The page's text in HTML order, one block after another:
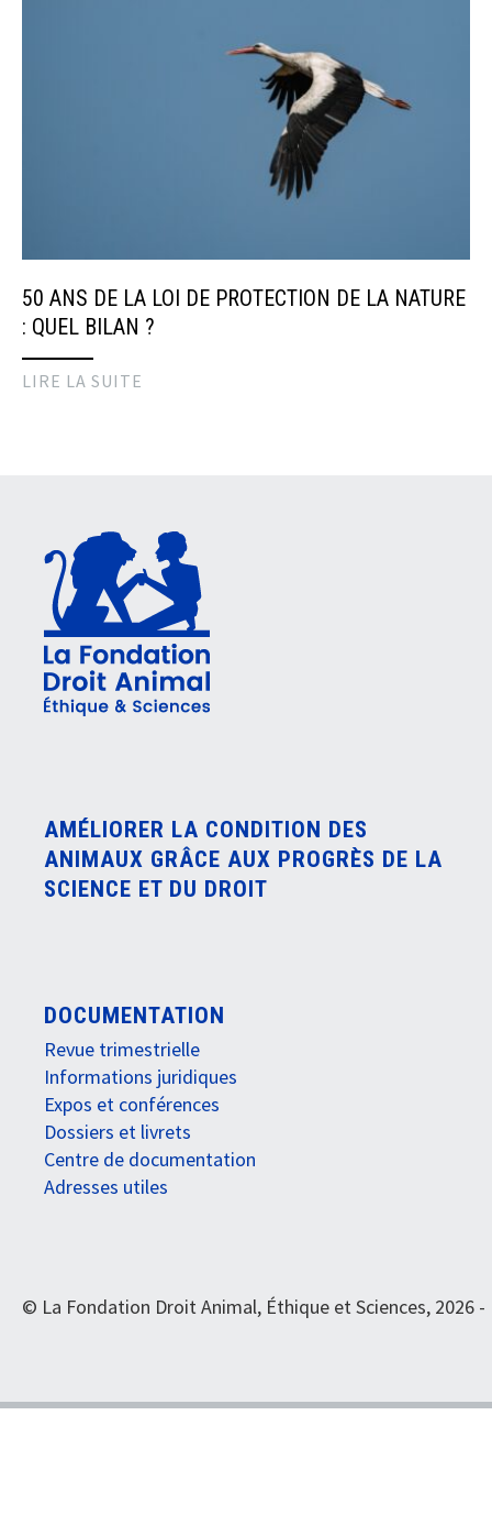
50 ANS DE LA LOI DE PROTECTION DE LA NATURE
: QUEL BILAN ?
LIRE LA SUITE
AMÉLIORER LA CONDITION DES
ANIMAUX GRÂCE AUX PROGRÈS DE LA
SCIENCE ET DU DROIT
DOCUMENTATION
Revue trimestrielle
Informations juridiques
Expos et conférences
Dossiers et livrets
Centre de documentation
Adresses utiles
© La Fondation Droit Animal, Éthique et Sciences, 2026 -